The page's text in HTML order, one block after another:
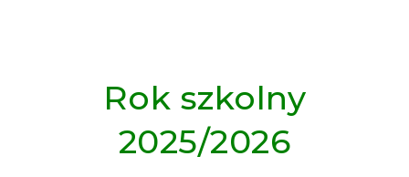
Rok szkolny
2025/2026